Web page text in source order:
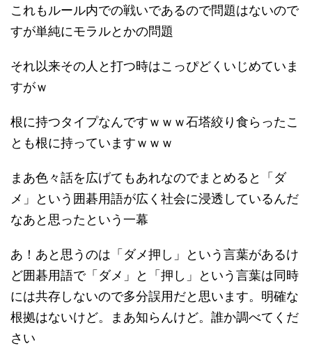
これもルール内での戦いであるので問題はないので
すが単純にモラルとかの問題
それ以来その人と打つ時はこっぴどくいじめていま
すがｗ
根に持つタイプなんですｗｗｗ石塔絞り食らったこ
とも根に持っていますｗｗｗ
まあ色々話を広げてもあれなのでまとめると「ダ
メ」という囲碁用語が広く社会に浸透しているんだ
なあと思ったという一幕
あ！あと思うのは「ダメ押し」という言葉があるけ
ど囲碁用語で「ダメ」と「押し」という言葉は同時
には共存しないので多分誤用だと思います。明確な
根拠はないけど。まあ知らんけど。誰か調べてくだ
さい